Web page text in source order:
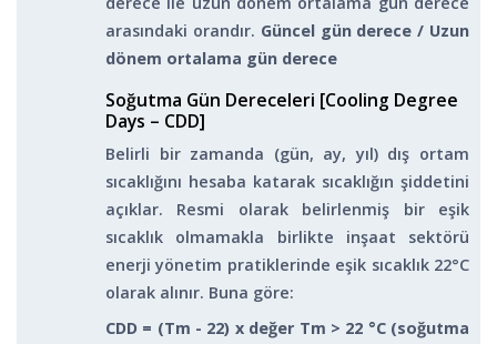
arasındaki orandır. Güncel gün derece / Uzun
dönem ortalama gün derece
Soğutma Gün Dereceleri [Cooling Degree
Days – CDD]
Belirli bir zamanda (gün, ay, yıl) dış ortam
sıcaklığını hesaba katarak sıcaklığın şiddetini
açıklar. Resmi olarak belirlenmiş bir eşik
sıcaklık olmamakla birlikte inşaat sektörü
enerji yönetim pratiklerinde eşik sıcaklık 22°C
olarak alınır. Buna göre:
CDD = (Tm - 22) x değer Tm > 22 °C (soğutma